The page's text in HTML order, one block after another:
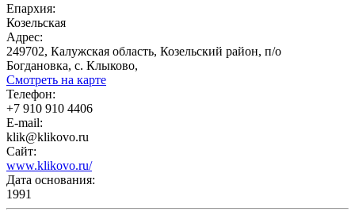
Епархия:
Козельская
Адрес:
249702, Калужская область, Козельский район, п/о
Богдановка, с. Клыково,
Смотреть на карте
Телефон:
+7 910 910 4406
E-mail:
klik@klikovo.ru
Сайт:
www.klikovo.ru/
Дата основания:
1991